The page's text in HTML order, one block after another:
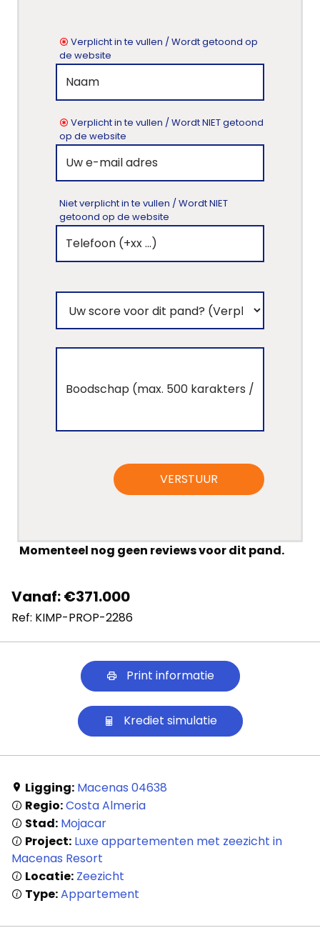
Verplicht in te vullen / Wordt getoond op
de website
Verplicht in te vullen / Wordt NIET getoond
op de website
Niet verplicht in te vullen / Wordt NIET
getoond op de website
VERSTUUR
Momenteel nog geen reviews voor dit pand.
Vanaf: €371.000
Ref: KIMP-PROP-2286
Print informatie
Krediet simulatie
Ligging: Macenas 04638
Regio:Costa Almeria
Stad: Mojacar
Project: Luxe appartementen met zeezicht in
Macenas Resort
Locatie: Zeezicht
Type:Appartement